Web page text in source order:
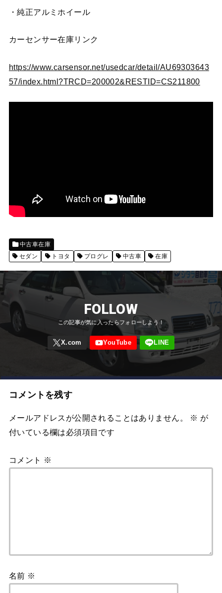
・純正アルミホイール
カーセンサー在庫リンク
https://www.carsensor.net/usedcar/detail/AU69303643
57/index.html?TRCD=200002&RESTID=CS211800
中古車在庫
セダン
トヨタ プログレ 中古車 在庫
FOLLOW
コメントを残す
メールアドレスが公開されることはありません。 ※ が
付いている欄は必須項目です
コメント ※
名前 ※